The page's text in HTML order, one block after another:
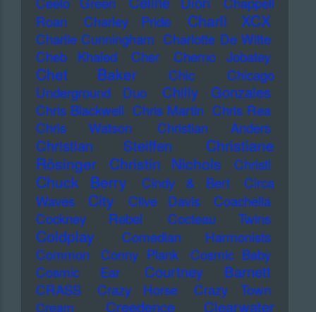
Roan
Charley Pride Charli XCX
Charlie Cunningham Charlotte De Witte
Cheb Khaled
Cher Cherno Jobatey
Chet Baker Chic
Chicago
Underground Duo
Chilly Gonzales
Chris Blackwell Chris Martin Chris Rea
Chris Watson
Christian Anders
Christian Steiffen
Christiane
Rösinger
Christin Nichols Christl
Chuck Berry Cindy & Bert
Circa
Waves
City Clive Davis
Coachella
Cockney Rebel
Cocteau Twins
Coldplay
Comedian Harmonists
Common
Conny Plank
Cosmic Baby
Cosmic Ear
Courtney Barnett
CRASS Crazy Horse Crazy Town
Cream
Creedence Clearwater